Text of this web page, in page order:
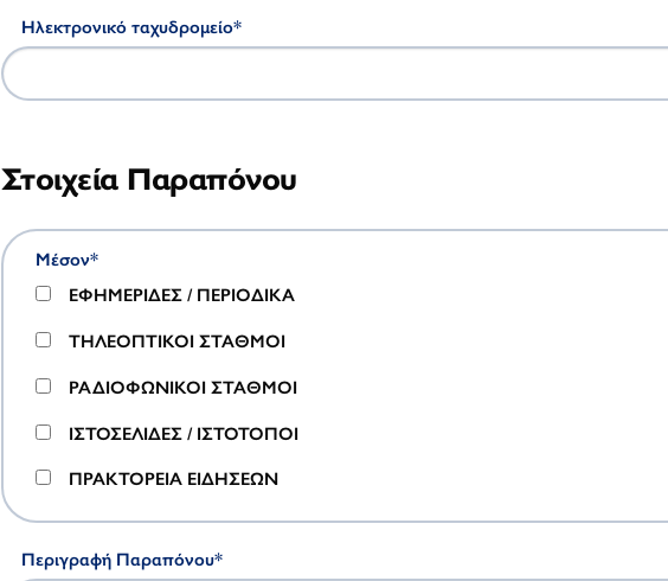
Ηλεκτρονικό ταχυδρομείο*
Στοιχεία Παραπόνου
Μέσον*
ΕΦΗΜΕΡΙΔΕΣ / ΠΕΡΙΟΔΙΚΑ
ΤΗΛΕΟΠΤΙΚΟΙ ΣΤΑΘΜΟΙ
ΡΑΔΙΟΦΩΝΙΚΟΙ ΣΤΑΘΜΟΙ
ΙΣΤΟΣΕΛΙΔΕΣ / ΙΣΤΟΤΟΠΟΙ
ΠΡΑΚΤΟΡΕΙΑ ΕΙΔΗΣΕΩΝ
Περιγραφή Παραπόνου*